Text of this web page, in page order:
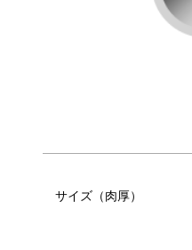
サイズ（肉厚）